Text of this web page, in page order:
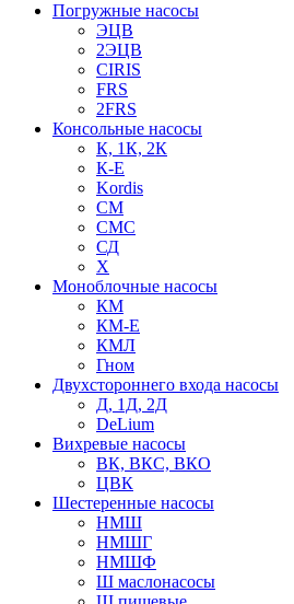
Погружные насосы
ЭЦВ
2ЭЦВ
CIRIS
FRS
2FRS
Консольные насосы
К, 1К, 2К
К-Е
Kordis
СМ
СМС
СД
Х
Моноблочные насосы
КМ
КМ-Е
КМЛ
Гном
Двухстороннего входа насосы
Д, 1Д, 2Д
DeLium
Вихревые насосы
ВК, ВКС, ВКО
ЦВК
Шестеренные насосы
НМШ
НМШГ
НМШФ
Ш маслонасосы